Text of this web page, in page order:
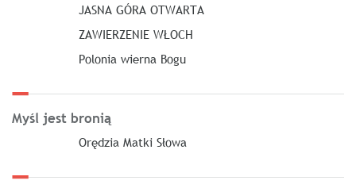
JASNA GÓRA OTWARTA
ZAWIERZENIE WŁOCH
Polonia wierna Bogu
Myśl jest bronią
Orędzia Matki Słowa